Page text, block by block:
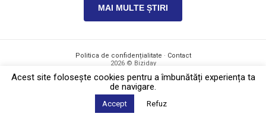
MAI MULTE ȘTIRI
Politica de confidențialitate · Contact
2026 © Biziday
Acest site foloseşte cookies pentru a îmbunătăți experiența ta
de navigare.
Accept Refuz